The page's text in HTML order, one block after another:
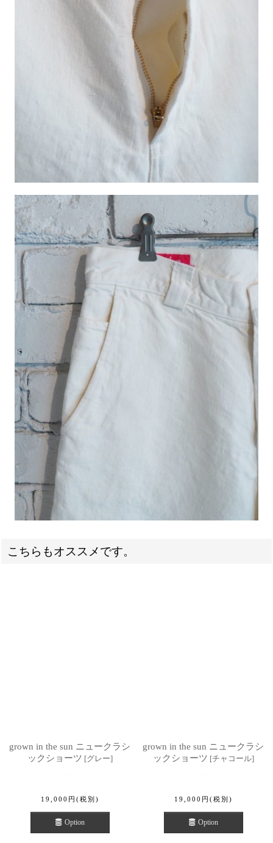
こちらもオススメです。
grown in the sun ニュークラシ
ックショーツ [グレー]
19,000 円 (税別)
Option
grown in the sun ニュークラシ
ックショーツ [チャコール]
19,000 円 (税別)
Option